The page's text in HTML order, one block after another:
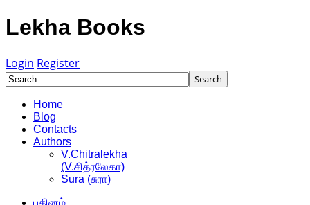
Lekha Books
Login Register
Home
Blog
Contacts
Authors
V.Chitralekha
(V.சித்ரலேகா)
Sura (சுரா)
புதினம்